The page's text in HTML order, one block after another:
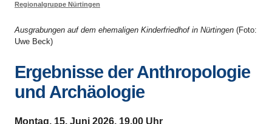
Regionalgruppe Nürtingen
Ausgrabungen auf dem ehemaligen Kinderfriedhof in Nürtingen (Foto:
Uwe Beck)
Ergebnisse der Anthropologie
und Archäologie
Montag, 15. Juni 2026, 19.00 Uhr